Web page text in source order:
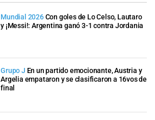
Mundial 2026Con goles de Lo Celso, Lautaro
y ¡Messi!: Argentina ganó 3-1 contra Jordania
Grupo J En un partido emocionante, Austria y
Argelia empataron y se clasificaron a 16vos de
final